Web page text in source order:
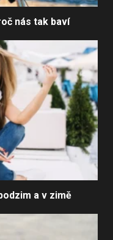
nás tak baví
a v zimě